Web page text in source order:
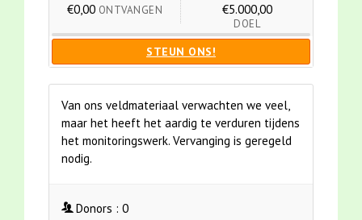
€0,00 ONTVANGEN €5.000,00
DOEL
STEUN ONS!
Van ons veldmateriaal verwachten we veel,
maar het heeft het aardig te verduren tijdens
het monitoringswerk. Vervanging is geregeld
nodig.
Donors : 0